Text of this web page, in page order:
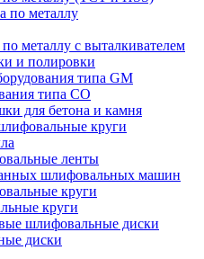
по металлу
металлу c выталкивателем
и полировки
типа GM
типа СО
для бетона и камня
круги
ленты
шлифовальных машин
круги
круги
шлифовальные диски
диски